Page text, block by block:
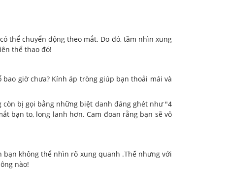
thể chuyển động theo mắt. Do đó, tầm nhìn xung
thể thao đó!
giờ chưa? Kính áp tròng giúp bạn thoải mái và
bị gọi bằng những biệt danh đáng ghét như "4
bạn to, long lanh hơn. Cam đoan rằng bạn sẽ vô
không thể nhìn rõ xung quanh .Thế nhưng với
nào!